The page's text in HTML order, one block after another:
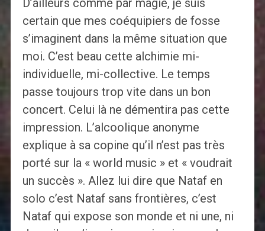
D’ailleurs comme par magie, je suis
certain que mes coéquipiers de fosse
s’imaginent dans la même situation que
moi. C’est beau cette alchimie mi-
individuelle, mi-collective. Le temps
passe toujours trop vite dans un bon
concert. Celui là ne démentira pas cette
impression. L’alcoolique anonyme
explique à sa copine qu’il n’est pas très
porté sur la « world music » et « voudrait
un succès ». Allez lui dire que Nataf en
solo c’est Nataf sans frontières, c’est
Nataf qui expose son monde et ni une, ni